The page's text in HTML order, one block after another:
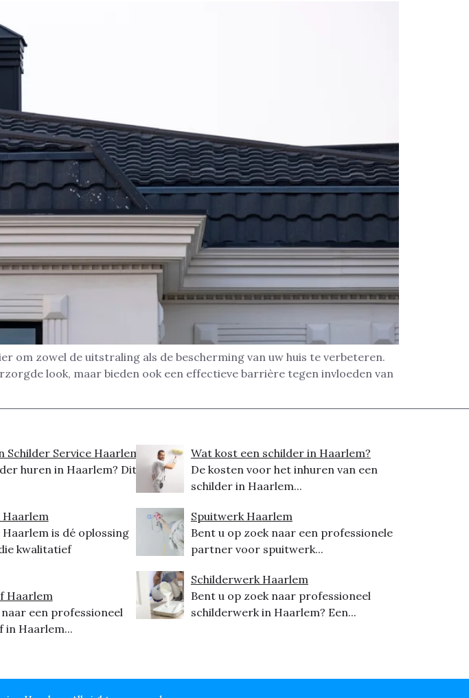
om zowel de uitstraling als de bescherming van uw huis te verbeteren.
look, maar bieden ook een effectieve barrière tegen invloeden van
Schilder Service Haarlem
huren in Haarlem? Dit is
is dé oplossing
kwalitatief
Haarlem
een professioneel
in Haarlem...
Wat kost een schilder in Haarlem?
De kosten voor het inhuren van een
schilder in Haarlem...
Spuitwerk Haarlem
Bent u op zoek naar een professionele
partner voor spuitwerk...
Schilderwerk Haarlem
Bent u op zoek naar professioneel
schilderwerk in Haarlem? Een...